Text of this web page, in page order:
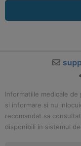
Informatiile medicale
si informare si nu
recomandat sa
disponibili in sistemul